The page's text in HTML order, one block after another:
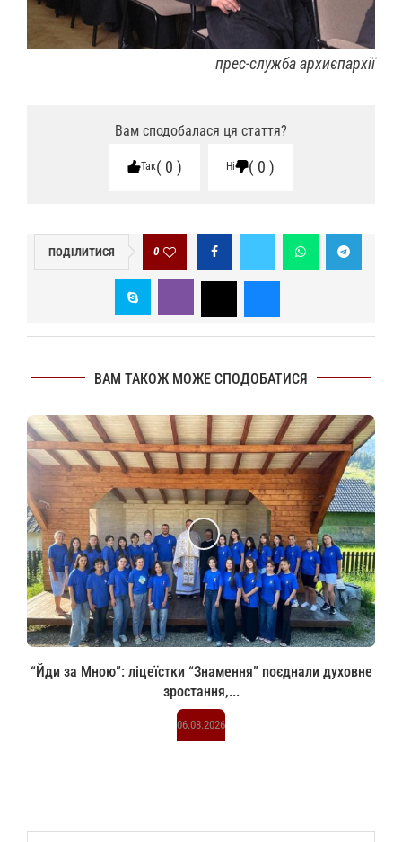
прес-служба архиєпархії
Вам сподобалася ця стаття?
Так 0 Ні 0
ПОДІЛИТИСЯ 0
ВАМ ТАКОЖ МОЖЕ СПОДОБАТИСЯ
“Йди за Мною”: ліцеїстки “Знамення” поєднали духовне
зростання,...
06.08.2026